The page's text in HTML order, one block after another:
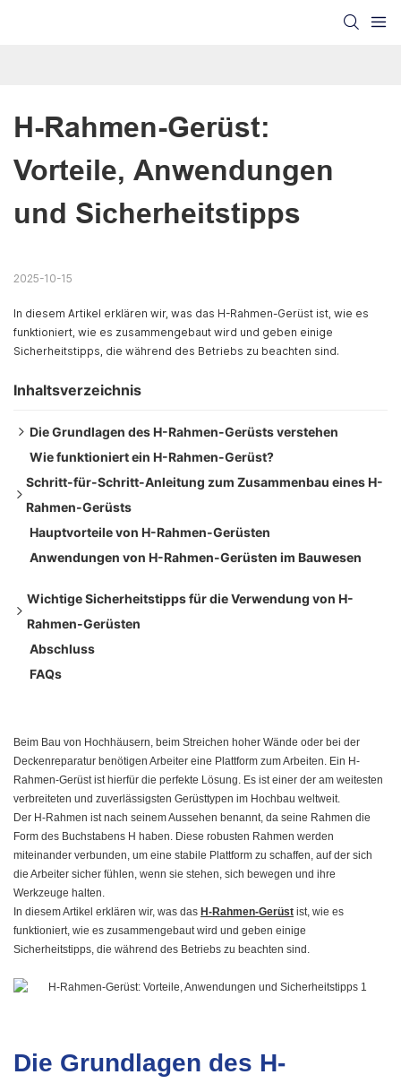
H-Rahmen-Gerüst:
Vorteile, Anwendungen
und Sicherheitstipps
2025-10-15
In diesem Artikel erklären wir, was das H-Rahmen-Gerüst ist, wie es
funktioniert, wie es zusammengebaut wird und geben einige
Sicherheitstipps, die während des Betriebs zu beachten sind.
Inhaltsverzeichnis
Die Grundlagen des H-Rahmen-Gerüsts verstehen
Komponenten des H-Rahmen-Gerüsts
Wie funktioniert ein H-Rahmen-Gerüst?
Schritt-für-Schritt-Anleitung zum Zusammenbau eines H-
Rahmen-Gerüsts
Schritt 1: Bereiten Sie den Boden vor
Schritt 2: Platzieren Sie die Grundplatten
Schritt 4: Verbinden Sie die Querstreben
Schritt 5: Horizontale Balken (Hauptbücher) hinzufügen
Schritt 6: Installieren Sie die Planken oder Plattformen
Schritt 7: Geländer und Fußleisten hinzufügen
Hauptvorteile von H-Rahmen-Gerüsten
Anwendungen von H-Rahmen-Gerüsten im Bauwesen
Wichtige Sicherheitstipps für die Verwendung von H-
Rahmen-Gerüsten
Bevor Sie beginnen
Beim Zusammenbau
Abschluss
FAQs
Beim Bau von Hochhäusern, beim Streichen hoher Wände oder bei der
Deckenreparatur benötigen Arbeiter eine Plattform zum Arbeiten. Ein H-
Rahmen-Gerüst ist hierfür die perfekte Lösung. Es ist einer der am weitesten
verbreiteten und zuverlässigsten Gerüsttypen im Hochbau weltweit.
Der H-Rahmen ist nach seinem Aussehen benannt, da seine Rahmen die
Form des Buchstabens H haben. Diese robusten Rahmen werden
miteinander verbunden, um eine stabile Plattform zu schaffen, auf der sich
die Arbeiter sicher fühlen, wenn sie stehen, sich bewegen und ihre
Werkzeuge halten.
In diesem Artikel erklären wir, was das H-Rahmen-Gerüst ist, wie es
funktioniert, wie es zusammengebaut wird und geben einige
Sicherheitstipps, die während des Betriebs zu beachten sind.
Die Grundlagen des H-